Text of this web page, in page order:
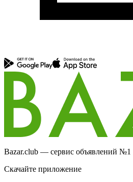
Bazar.club — сервис объявлений №1
Скачайте приложение